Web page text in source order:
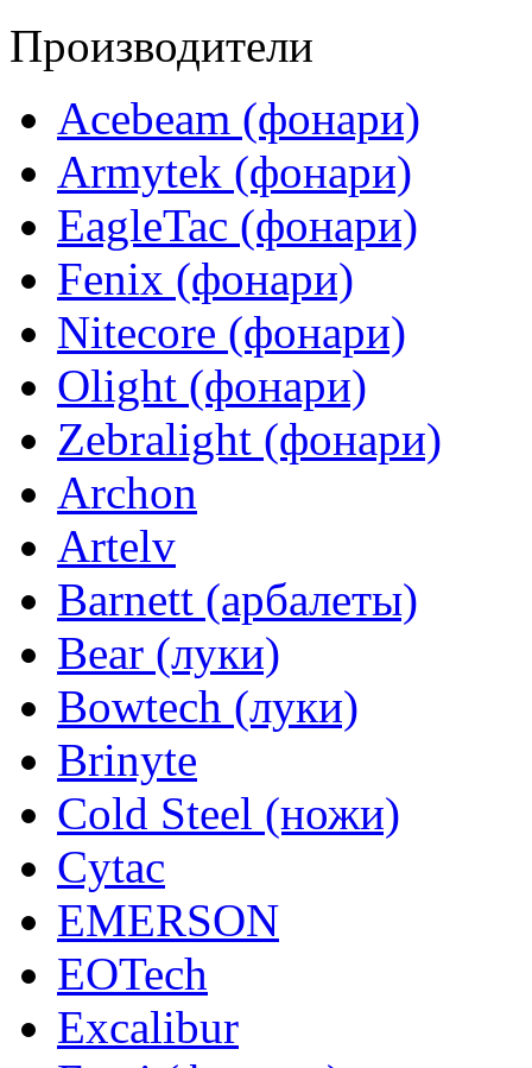
Производители
Acebeam (фонари)
Armytek (фонари)
EagleTac (фонари)
Fenix (фонари)
Nitecore (фонари)
Olight (фонари)
Zebralight (фонари)
Archon
Artelv
Barnett (арбалеты)
Bear (луки)
Bowtech (луки)
Brinyte
Cold Steel (ножи)
Cytac
EMERSON
EOTech
Excalibur